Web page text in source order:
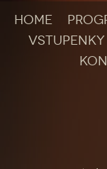
HOME
VSTUPENKY